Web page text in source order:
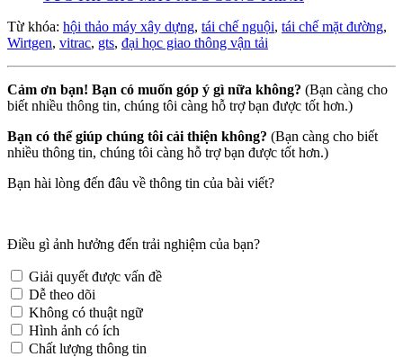
Từ khóa: hội thảo máy xây dựng, tái chế nguội, tái chế mặt đường,
Wirtgen, vitrac, gts, đại học giao thông vận tải
Cảm ơn bạn! Bạn có muốn góp ý gì nữa không? (Bạn càng cho
biết nhiều thông tin, chúng tôi càng hỗ trợ bạn được tốt hơn.)
Bạn có thể giúp chúng tôi cải thiện không? (Bạn càng cho biết
nhiều thông tin, chúng tôi càng hỗ trợ bạn được tốt hơn.)
Bạn hài lòng đến đâu về thông tin của bài viết?
Điều gì ảnh hưởng đến trải nghiệm của bạn?
Giải quyết được vấn đề
Dễ theo dõi
Không có thuật ngữ
Hình ảnh có ích
Chất lượng thông tin